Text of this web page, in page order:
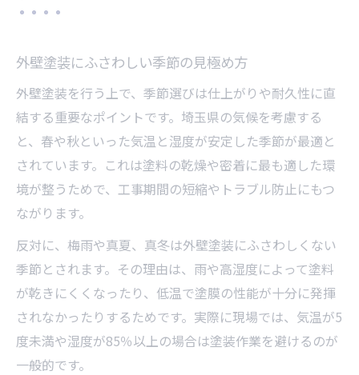
外壁塗装にふさわしい季節の見極め方
外壁塗装を行う上で、季節選びは仕上がりや耐久性に直
結する重要なポイントです。埼玉県の気候を考慮する
と、春や秋といった気温と湿度が安定した季節が最適と
されています。これは塗料の乾燥や密着に最も適した環
境が整うためで、工事期間の短縮やトラブル防止にもつ
ながります。
反対に、梅雨や真夏、真冬は外壁塗装にふさわしくない
季節とされます。その理由は、雨や高湿度によって塗料
が乾きにくくなったり、低温で塗膜の性能が十分に発揮
されなかったりするためです。実際に現場では、気温が5
度未満や湿度が85％以上の場合は塗装作業を避けるのが
一般的です。